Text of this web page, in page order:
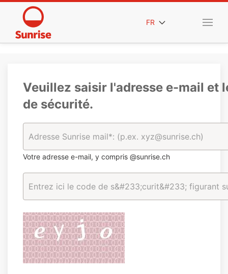
FR
Veuillez saisir l'adresse e-mail et
de sécurité.
Votre adresse e-mail, y compris @sunrise.ch